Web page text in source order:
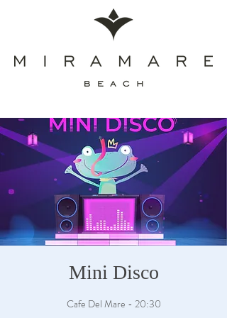
Mini Disco
Cafe Del Mare - 20:30